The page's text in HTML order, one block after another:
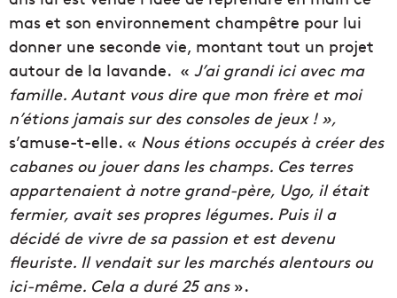
mas et son environnement champêtre pour lui
donner une seconde vie, montant tout un projet
autour de la lavande. « J’ai grandi ici avec ma
famille. Autant vous dire que mon frère et moi
n’étions jamais sur des consoles de jeux ! »,
s’amuse-t-elle. « Nous étions occupés à créer des
cabanes ou jouer dans les champs. Ces terres
appartenaient à notre grand-père, Ugo, il était
fermier, avait ses propres légumes. Puis il a
décidé de vivre de sa passion et est devenu
fleuriste. Il vendait sur les marchés alentours ou
ici-même. Cela a duré 25 ans».